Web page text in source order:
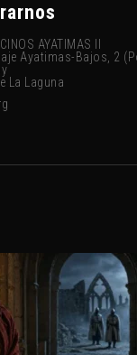
AYATIMAS II
Ayatimas-Bajos, 2
La Laguna